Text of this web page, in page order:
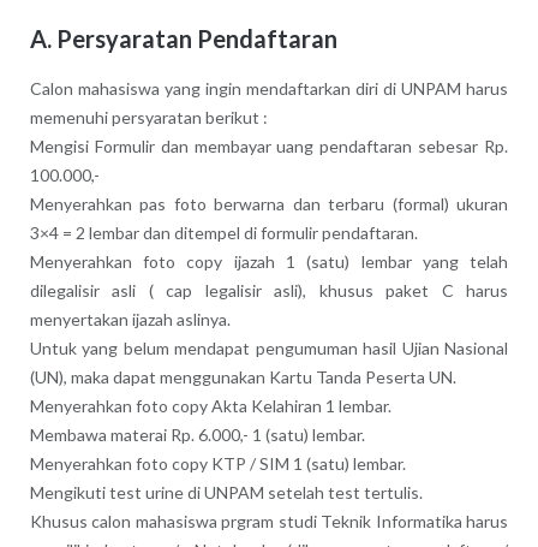
A. Persyaratan Pendaftaran
Calon mahasiswa yang ingin mendaftarkan diri di UNPAM harus
memenuhi persyaratan berikut :
Mengisi Formulir dan membayar uang pendaftaran sebesar Rp.
100.000,-
Menyerahkan pas foto berwarna dan terbaru (formal) ukuran
3×4 = 2 lembar dan ditempel di formulir pendaftaran.
Menyerahkan foto copy ijazah 1 (satu) lembar yang telah
dilegalisir asli ( cap legalisir asli), khusus paket C harus
menyertakan ijazah aslinya.
Untuk yang belum mendapat pengumuman hasil Ujian Nasional
(UN), maka dapat menggunakan Kartu Tanda Peserta UN.
Menyerahkan foto copy Akta Kelahiran 1 lembar.
Membawa materai Rp. 6.000,- 1 (satu) lembar.
Menyerahkan foto copy KTP / SIM 1 (satu) lembar.
Mengikuti test urine di UNPAM setelah test tertulis.
Khusus calon mahasiswa prgram studi Teknik Informatika harus